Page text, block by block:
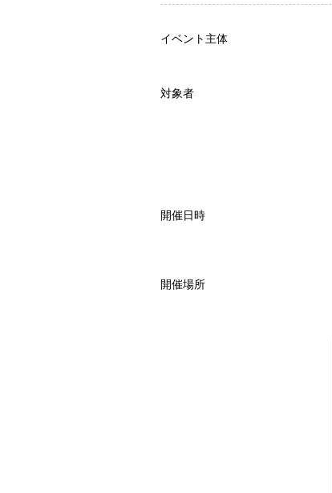
イベント主体
対象者
開催日時
開催場所